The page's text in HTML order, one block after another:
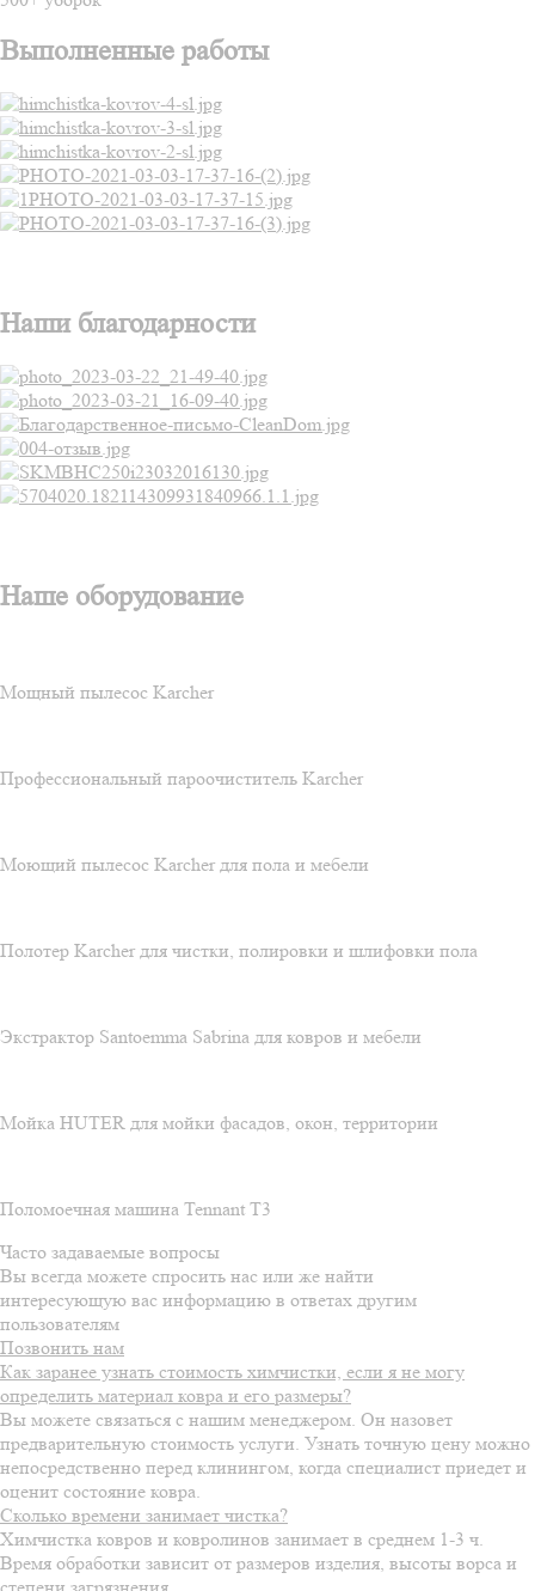
Выполненные работы
Наши благодарности
Наше оборудование
Мощный пылесос Karcher
Профессиональный пароочиститель Karcher
Моющий пылесос Karcher для пола и мебели
Полотер Karcher для чистки, полировки и шлифовки пола
Экстрактор Santoemma Sabrina для ковров и мебели
Мойка HUTER для мойки фасадов, окон, территории
Поломоечная машина Tennant T3
Часто задаваемые вопросы
Вы всегда можете спросить нас или же найти
интересующую вас информацию в ответах другим
пользователям
Позвонить нам
Как заранее узнать стоимость химчистки, если я не могу
определить материал ковра и его размеры?
Вы можете связаться с нашим менеджером. Он назовет
предварительную стоимость услуги. Узнать точную цену можно
непосредственно перед клинингом, когда специалист приедет и
оценит состояние ковра.
Сколько времени занимает чистка?
Химчистка ковров и ковролинов занимает в среднем 1-3 ч.
Время обработки зависит от размеров изделия, высоты ворса и